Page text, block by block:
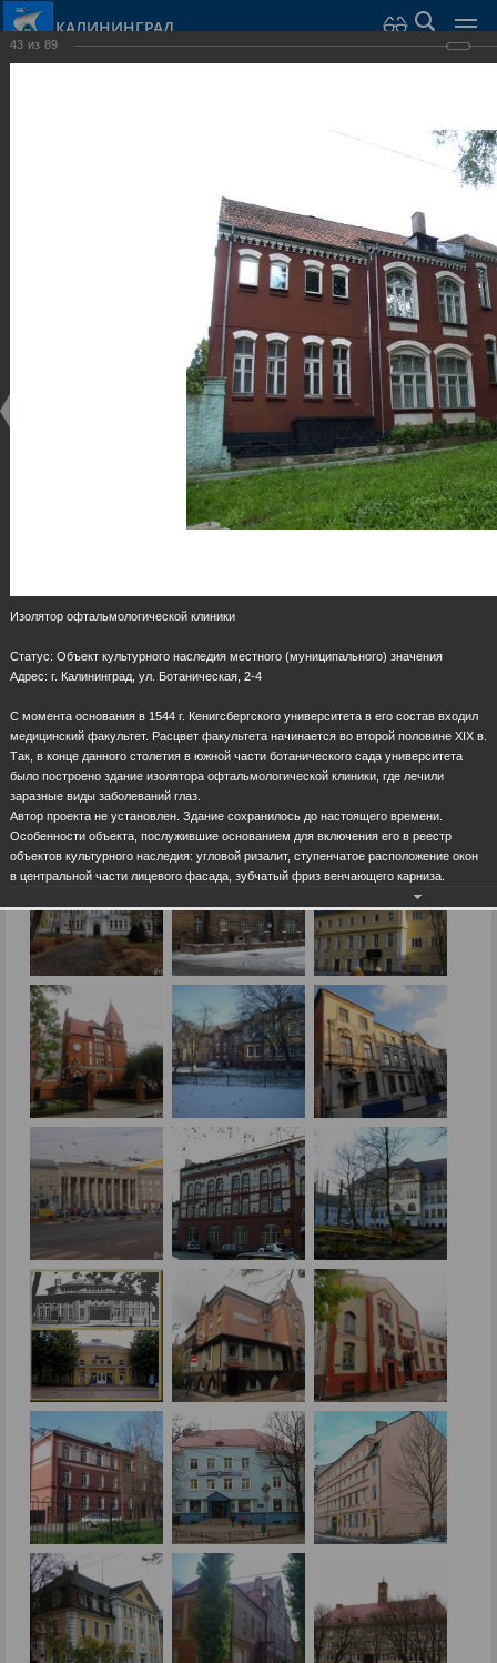
КАЛИНИНГРАД
Достопримечательности
Общественные здания и сооружения
43 из 89
Изолятор офтальмологической клиники
Статус: Объект культурного наследия местного (муниципального) значения
Адрес: г. Калининград, ул. Ботаническая, 2-4
С момента основания в 1544 г. Кенигсбергского университета в его состав входил
медицинский факультет. Расцвет факультета начинается во второй половине XIX в.
Так, в конце данного столетия в южной части ботанического сада университета
было построено здание изолятора офтальмологической клиники, где лечили
заразные виды заболеваний глаз.
Автор проекта не установлен. Здание сохранилось до настоящего времени.
Особенности объекта, послужившие основанием для включения его в реестр
объектов культурного наследия: угловой ризалит, ступенчатое расположение окон
в центральной части лицевого фасада, зубчатый фриз венчающего карниза.